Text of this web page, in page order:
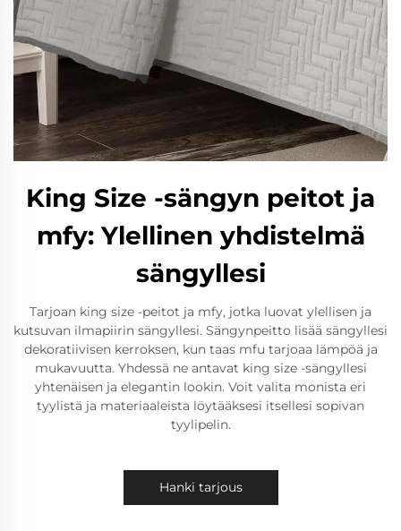
King Size -sängyn peitot ja
mfy: Ylellinen yhdistelmä
sängyllesi
Tarjoan king size -peitot ja mfy, jotka luovat ylellisen ja
kutsuvan ilmapiirin sängyllesi. Sängynpeitto lisää sängyllesi
dekoratiivisen kerroksen, kun taas mfu tarjoaa lämpöä ja
mukavuutta. Yhdessä ne antavat king size -sängyllesi
yhtenäisen ja elegantin lookin. Voit valita monista eri
tyylistä ja materiaaleista löytääksesi itsellesi sopivan
tyylipelin.
Hanki tarjous